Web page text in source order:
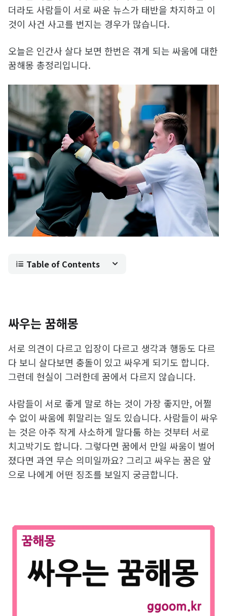
더라도 사람들이 서로 싸운 뉴스가 태반을 차지하고 이
것이 사건 사고를 번지는 경우가 많습니다.
오늘은 인간사 살다 보면 한번은 겪게 되는 싸움에 대한
꿈해몽 총정리입니다.
Table of Contents
싸우는 꿈해몽
서로 의견이 다르고 입장이 다르고 생각과 행동도 다르
다 보니 살다보면 충돌이 있고 싸우게 되기도 합니다.
그런데 현실이 그러한데 꿈에서 다르지 않습니다.
사람들이 서로 좋게 말로 하는 것이 가장 좋지만, 어쩔
수 없이 싸움에 휘말리는 일도 있습니다. 사람들이 싸우
는 것은 아주 작게 사소하게 말다툼 하는 것부터 서로
치고박기도 합니다. 그렇다면 꿈에서 만일 싸움이 벌어
졌다면 과연 무슨 의미일까요? 그리고 싸우는 꿈은 앞
으로 나에게 어떤 징조를 보일지 궁금합니다.